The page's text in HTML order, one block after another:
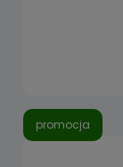
promocja